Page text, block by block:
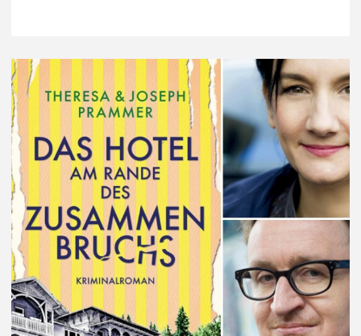
Details folgen ...